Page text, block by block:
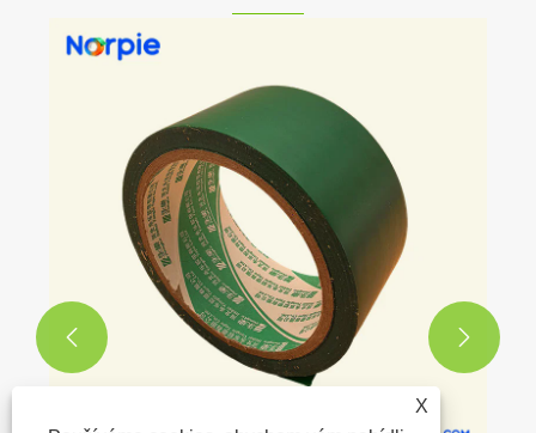
 
X